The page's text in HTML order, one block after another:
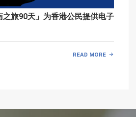
旅90天」为香港公民提供电子
READ MORE